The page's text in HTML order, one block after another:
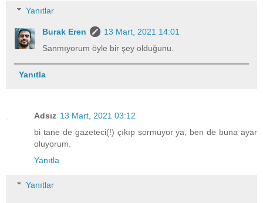
Yanıtlar
Burak Eren
13 Mart, 2021 14:01
Sanmıyorum öyle bir şey olduğunu.
Yanıtla
Adsız 13 Mart, 2021 03:12
bi tane de gazeteci(!) çıkıp sormuyor ya, ben de buna ayar
oluyorum.
Yanıtla
Yanıtlar